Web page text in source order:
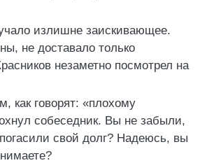
излишне заискивающее.
не доставало только
незаметно посмотрел на
как говорят: «плохому
собеседник. Вы не забыли,
свой долг? Надеюсь, вы